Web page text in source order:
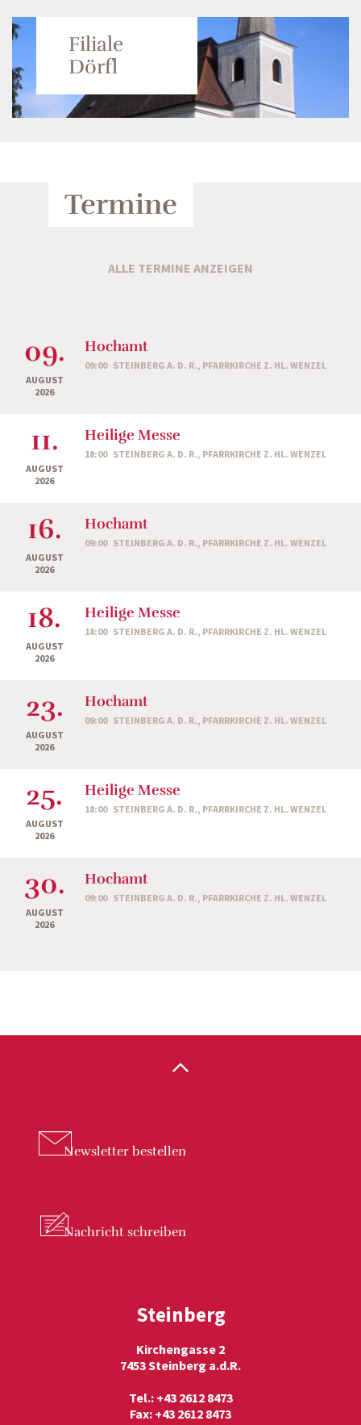
Filiale
Dörfl
Termine
ALLE TERMINE ANZEIGEN
09.
AUGUST
2026
Hochamt
09:00 STEINBERG A. D. R., PFARRKIRCHE Z. HL. WENZEL
11.
AUGUST
2026
Heilige Messe
18:00 STEINBERG A. D. R., PFARRKIRCHE Z. HL. WENZEL
16.
AUGUST
2026
Hochamt
09:00 STEINBERG A. D. R., PFARRKIRCHE Z. HL. WENZEL
18.
AUGUST
2026
Heilige Messe
18:00 STEINBERG A. D. R., PFARRKIRCHE Z. HL. WENZEL
23.
AUGUST
2026
Hochamt
09:00 STEINBERG A. D. R., PFARRKIRCHE Z. HL. WENZEL
25.
AUGUST
2026
Heilige Messe
18:00 STEINBERG A. D. R., PFARRKIRCHE Z. HL. WENZEL
30.
AUGUST
2026
Hochamt
09:00 STEINBERG A. D. R., PFARRKIRCHE Z. HL. WENZEL
Newsletter bestellen
Nachricht schreiben
Steinberg
Kirchengasse 2
7453 Steinberg a.d.R.
Tel.: +43 2612 8473
Fax: +43 2612 8473